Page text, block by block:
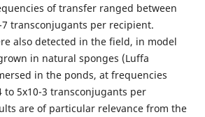
of transfer ranged between
7 transconjugants per recipient.
also detected in the field, in model
in natural sponges (Luffa
in the ponds, at frequencies
to 5x10-3 transconjugants per
are of particular relevance from the